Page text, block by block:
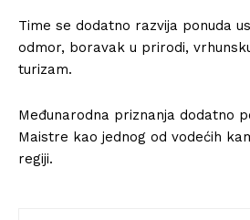
Time se dodatno razvija ponuda
odmor, boravak u prirodi,
turizam.
Međunarodna priznanja dodatno
Maistre kao jednog od vodećih
regiji.